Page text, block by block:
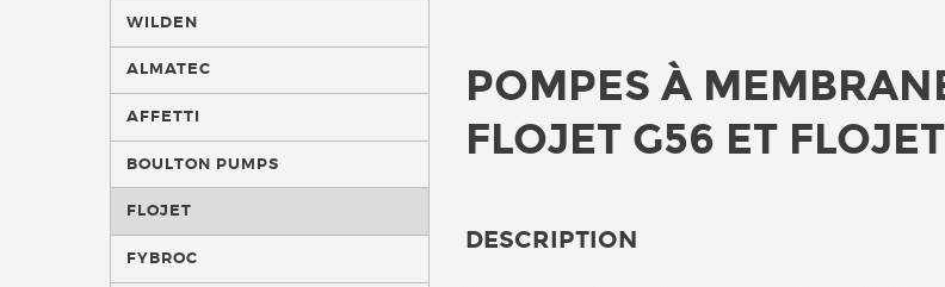
WILDEN
ALMATEC
AFFETTI
BOULTON PUMPS
FLOJET
FYBROC
POMPES À
FLOJET G56 ET
DESCRIPTION